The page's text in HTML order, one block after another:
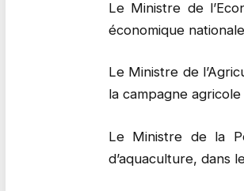
Le Ministre de
économique
Le Ministre de
la campagne agricole
Le Ministre de la
d’aquaculture, dans